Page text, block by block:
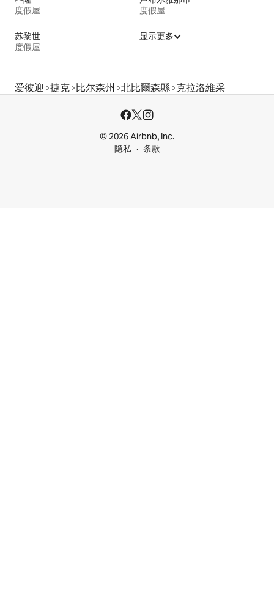
度假屋
度假屋
苏黎世
度假屋
显示更多
爱彼迎 捷克 比尔森州 北比爾森縣 克拉洛維采
© 2026 Airbnb, Inc.
隐私
条款